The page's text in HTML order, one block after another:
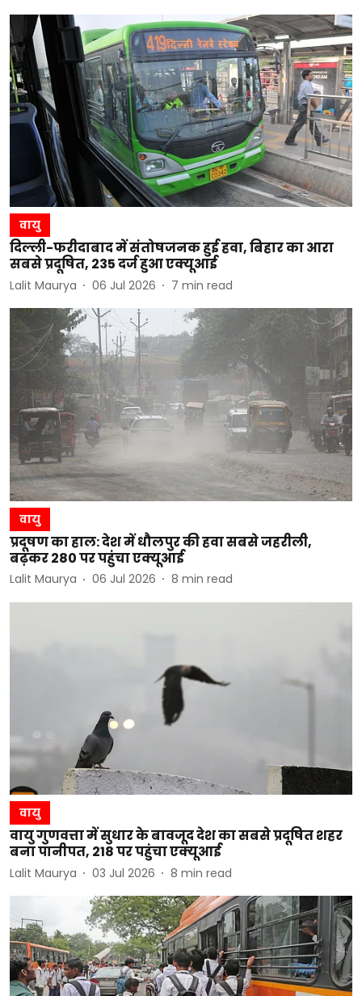
वायु
दिल्ली-फरीदाबाद में संतोषजनक हुई हवा, बिहार का आरा
सबसे प्रदूषित, 235 दर्ज हुआ एक्यूआई
Lalit Maurya 06 Jul 2026 7 min read
वायु
प्रदूषण का हाल: देश में धौलपुर की हवा सबसे जहरीली,
बढ़कर 280 पर पहुंचा एक्यूआई
Lalit Maurya 06 Jul 2026 8 min read
वायु
वायु गुणवत्ता में सुधार के बावजूद देश का सबसे प्रदूषित शहर
बना पानीपत, 218 पर पहुंचा एक्यूआई
Lalit Maurya 03 Jul 2026 8 min read